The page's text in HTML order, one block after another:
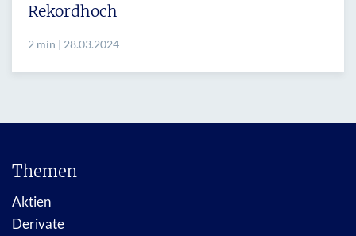
Rekordhoch
2 min | 28.03.2024
Themen
Aktien
Derivate